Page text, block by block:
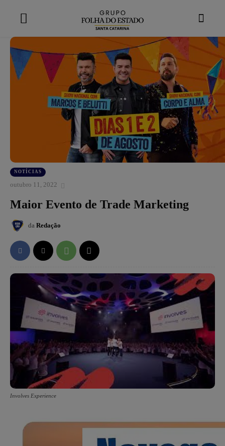
NOTÍCIAS
outubro 11, 2022
Maior Evento de Trade Marketing
da Redação
Involves Experience